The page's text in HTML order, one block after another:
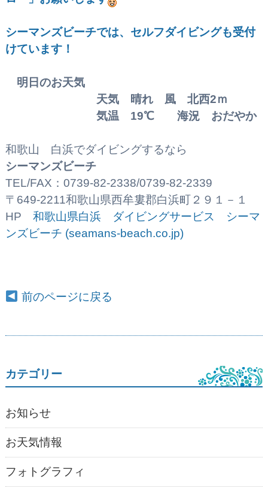
シーマンズビーチでは、セルフダイビングも受付
けています！
明日のお天気
天気 晴れ 風 北西2ｍ
気温 19℃ 海況 おだやか
和歌山 白浜でダイビングするなら
シーマンズビーチ
TEL/FAX：0739-82-2338/0739-82-2339
〒649-2211和歌山県西牟婁郡白浜町２９１－１
HP 和歌山県白浜 ダイビングサービス シーマ
ンズビーチ (seamans-beach.co.jp)
前のページに戻る
カテゴリー
お知らせ
お天気情報
フォトグラフィ